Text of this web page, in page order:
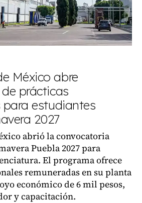
México abre
prácticas
estudiantes
2027
abrió la convocatoria
Puebla 2027 para
El programa ofrece
remuneradas en su planta
económico de 6 mil pesos,
y capacitación.